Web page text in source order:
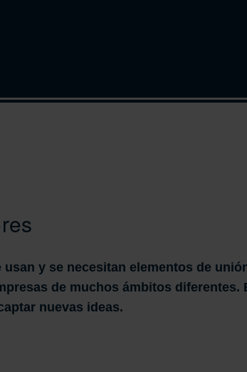
y se necesitan elementos de
de muchos ámbitos diferentes.
nuevas ideas.